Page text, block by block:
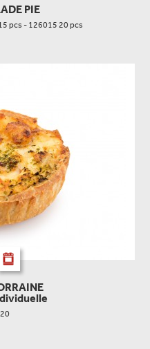
PIE
pcs - 126015 20 pcs